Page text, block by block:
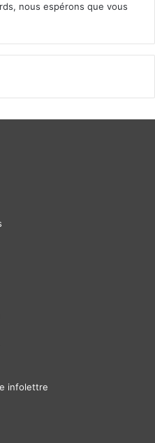
nous espérons que vous
infolettre